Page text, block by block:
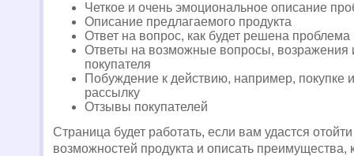
Четкое и очень эмоциональное описание
Описание предлагаемого продукта
Ответ на вопрос, как будет решена проблема
Ответы на возможные вопросы, возражения
покупателя
Побуждение к действию, например, покупке
рассылку
Отзывы покупателей
Страница будет работать, если вам удастся
возможностей продукта и описать преимущества,